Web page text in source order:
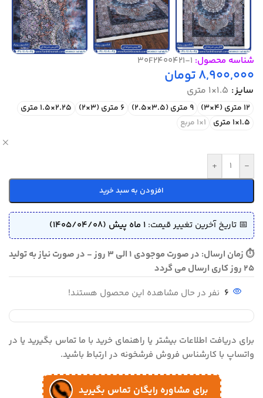
شناسه محصول: 30F2400421-1
8,900,000تومان
سایز 1.5×1 متری
12 متری (4×3) 9 متری (3.5×2.5) 6 متری (3×2)
2.25×1.5 متری
1.5×1 متری
1×1 مربع
-
+
افزودن به سبد خرید
📅 تاریخ آخرین تغییر قیمت: 1 ماه پیش (1405/04/08)
⏱ زمان ارسال: در صورت موجودی 1 الی 3 روز - در صورت نیاز به تولید
25 روز کاری ارسال می گردد
6 نفر در حال مشاهده این محصول هستند!
برای دریافت اطلاعات بیشتر یا راهنمای خرید با ما تماس بگیرید یا در
واتساپ با کارشناس فروش فرشخونه در ارتباط باشید.
برای مشاوره رایگان تماس بگیرید